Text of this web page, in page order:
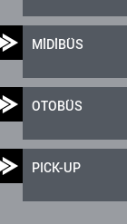
MİDİBÜS
OTOBÜS
PICK-UP